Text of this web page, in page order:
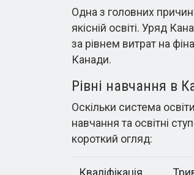
Одна з головних
якісній освіті. Уряд
за рівнем витрат на
Канади.
Рівні навчання в
Оскільки система
навчання та освітні
короткий огляд:
Кваліфікація